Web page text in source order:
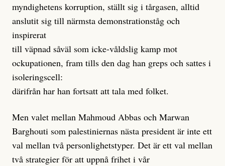
myndighetens korruption, ställt sig i tårgasen, alltid
anslutit sig till närmsta demonstrationståg och
inspirerat
till väpnad såväl som icke-våldslig kamp mot
ockupationen, fram tills den dag han greps och sattes i
isoleringscell:
därifrån har han fortsatt att tala med folket.
Men valet mellan Mahmoud Abbas och Marwan
Barghouti som palestiniernas nästa president är inte ett
val mellan två personlighetstyper. Det är ett val mellan
två strategier för att uppnå frihet i vår